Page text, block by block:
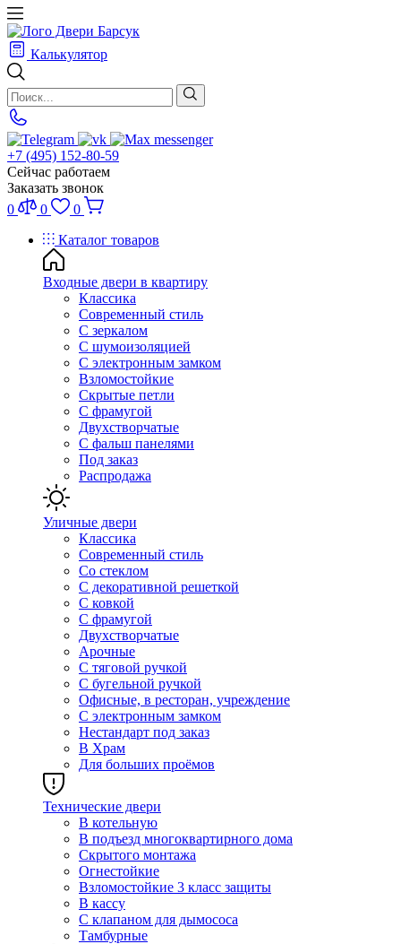
Калькулятор
+7 (495) 152-80-59
Сейчас работаем
Заказать звонок
0
0
0
Каталог товаров
Входные двери в квартиру
Классика
Современный стиль
С зеркалом
С шумоизоляцией
С электронным замком
Взломостойкие
Скрытые петли
С фрамугой
Двухстворчатые
С фальш панелями
Под заказ
Распродажа
Уличные двери
Классика
Современный стиль
Со стеклом
С декоративной решеткой
С ковкой
С фрамугой
Двухстворчатые
Арочные
С тяговой ручкой
С бугельной ручкой
Офисные, в ресторан, учреждение
С электронным замком
Нестандарт под заказ
В Храм
Для больших проёмов
Технические двери
В котельную
В подъезд многоквартирного дома
Скрытого монтажа
Огнестойкие
Взломостойкие 3 класс защиты
В кассу
С клапаном для дымососа
Тамбурные